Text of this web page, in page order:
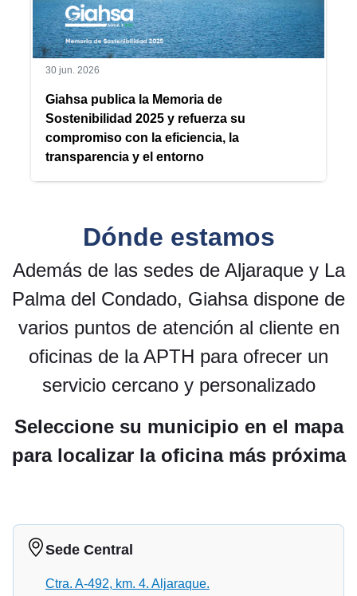
30 jun. 2026
Giahsa publica la Memoria de
Sostenibilidad 2025 y refuerza su
compromiso con la eficiencia, la
transparencia y el entorno
Dónde estamos
Además de las sedes de Aljaraque y La
Palma del Condado, Giahsa dispone de
varios puntos de atención al cliente en
oficinas de la APTH para ofrecer un
servicio cercano y personalizado
Seleccione su municipio en el mapa
para localizar la oficina más próxima
Sede Central
Ctra. A-492, km. 4. Aljaraque.